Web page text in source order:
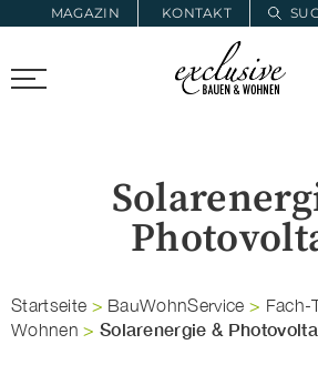
MAGAZIN KONTAKT
PROARCHITEC PROINSTALL
Startseite > BauWohnService > Fach-
Wohnen > Solarenergie &